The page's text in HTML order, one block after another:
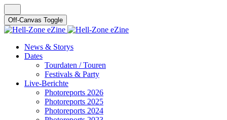
Off-Canvas Toggle
News & Storys
Dates
Tourdaten / Touren
Festivals & Party
Live-Berichte
Photoreports 2026
Photoreports 2025
Photoreports 2024